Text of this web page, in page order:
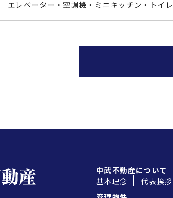
エレベーター・空調機・ミニキッチン・トイレ
中武不動産について
基本理念
代表挨拶